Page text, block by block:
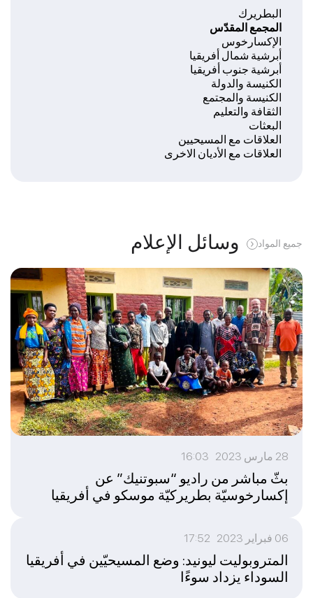
البطريرك
المجمع المقدّس
الإكسارخوس
أبرشية شمال أفريقيا
أبرشية جنوب أفريقيا
الكنيسة والدولة
الكنيسة والمجتمع
الثقافة والتعليم
البعثات
العلاقات مع المسيحيين
العلاقات مع الأديان الاخرى
وسائل الإعلام جميع المواد
28 مارس 2023 16:03
بثّ مباشر من راديو “سبوتنيك” عن
إكسارخوسيّة بطريركيّة موسكو في أفريقيا
06 فبراير 2023 17:52
المتروبوليت ليونيد: وضع المسيحيّين في أفريقيا
السوداء يزداد سوءًا